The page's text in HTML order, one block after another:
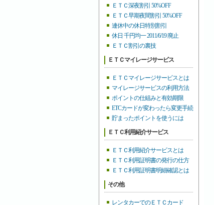
ＥＴＣ深夜割引 50%OFF
ＥＴＣ早期夜間割引 50%OFF
連休中の休日特別割引
休日 千円均一 2011/6/19 廃止
ＥＴＣ割引の裏技
ＥＴＣマイレージサービス
ＥＴＣマイレージサービスとは
マイレージサービスの利用方法
ポイントの仕組みと有効期限
ETCカードが変わったら変更手続
貯まったポイントを使うには
ＥＴＣ利用紹介サービス
ＥＴＣ利用紹介サービスとは
ＥＴＣ利用証明書の発行の仕方
ＥＴＣ利用証明書明細確認とは
その他
レンタカーでのＥＴＣカード